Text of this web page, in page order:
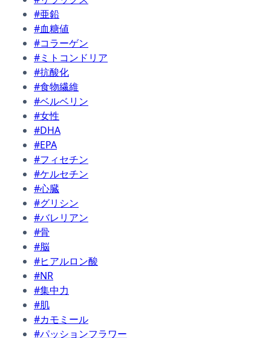
#亜鉛
#血糖値
#コラーゲン
#ミトコンドリア
#抗酸化
#食物繊維
#ベルベリン
#女性
#DHA
#EPA
#フィセチン
#ケルセチン
#心臓
#グリシン
#バレリアン
#骨
#脳
#ヒアルロン酸
#NR
#集中力
#肌
#カモミール
#パッションフラワー